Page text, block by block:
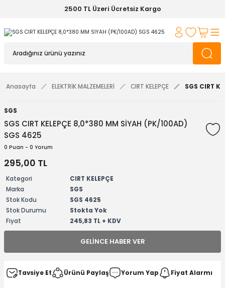
2500 TL Üzeri Ücretsiz Kargo
Anasayfa ELEKTRİK MALZEMELERİ CIRT KELEPÇE SGS CIRT
SGS
SGS CIRT KELEPÇE 8,0*380 MM SİYAH (PK/100AD)
SGS 4625
0 Puan - 0 Yorum
295,00 TL
Kategori
CIRT KELEPÇE
Marka
SGS
Stok Kodu
SGS 4625
Stok Durumu
Stokta Yok
Fiyat
245,83 TL + KDV
GELINCE HABER VER
Tavsiye Et Ürünü Paylaş Yorum Yap Fiyat Alarmı